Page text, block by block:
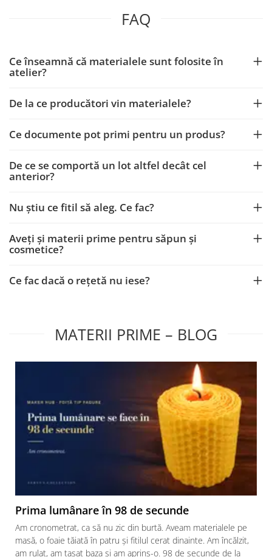
FAQ
Ce înseamnă că materialele sunt folosite în
atelier?
De la ce producători vin materialele?
Ce documente pot primi pentru un produs?
De ce se comportă un lot altfel decât cel
anterior?
Nu știu ce fitil să aleg. Ce fac?
Aveți și materii prime pentru săpun și
cosmetice?
Ce fac dacă o rețetă nu iese?
MATERII PRIME – BLOG
Prima lumânare în 98 de secunde
Am cronometrat, ca să nu zic din burtă. Aveam materialele pe
masă, o foaie tăiată în patru și fitilul cerat dinainte. Am încălzit,
am rulat, am tasat baza și am aprins-o. 98 de secunde de la